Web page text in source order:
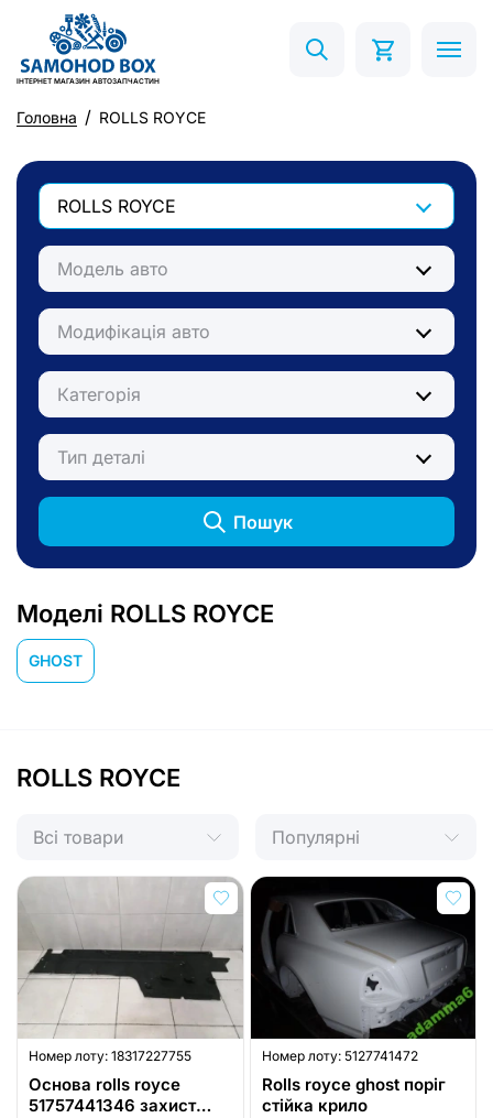
ІНТЕРНЕТ МАГАЗИН АВТОЗАПЧАСТИН
Головна ROLLS ROYCE
ROLLS ROYCE
Модель авто
Модифікація авто
Категорія
Тип деталі
Пошук
Моделі ROLLS ROYCE
GHOST
ROLLS ROYCE
Всі товари Популярні
Номер лоту: 18317227755
Основа rolls royce
51757441346 захист
Номер лоту: 5127741472
Rolls royce ghost поріг
стійка крило